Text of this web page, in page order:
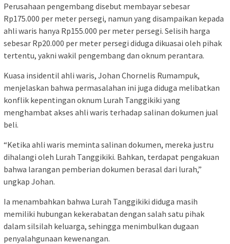
Perusahaan pengembang disebut membayar sebesar
Rp175.000 per meter persegi, namun yang disampaikan kepada
ahli waris hanya Rp155.000 per meter persegi. Selisih harga
sebesar Rp20.000 per meter persegi diduga dikuasai oleh pihak
tertentu, yakni wakil pengembang dan oknum perantara.
Kuasa insidentil ahli waris, Johan Chornelis Rumampuk,
menjelaskan bahwa permasalahan ini juga diduga melibatkan
konflik kepentingan oknum Lurah Tanggikiki yang
menghambat akses ahli waris terhadap salinan dokumen jual
beli.
“Ketika ahli waris meminta salinan dokumen, mereka justru
dihalangi oleh Lurah Tanggikiki. Bahkan, terdapat pengakuan
bahwa larangan pemberian dokumen berasal dari lurah,”
ungkap Johan.
Ia menambahkan bahwa Lurah Tanggikiki diduga masih
memiliki hubungan kekerabatan dengan salah satu pihak
dalam silsilah keluarga, sehingga menimbulkan dugaan
penyalahgunaan kewenangan.